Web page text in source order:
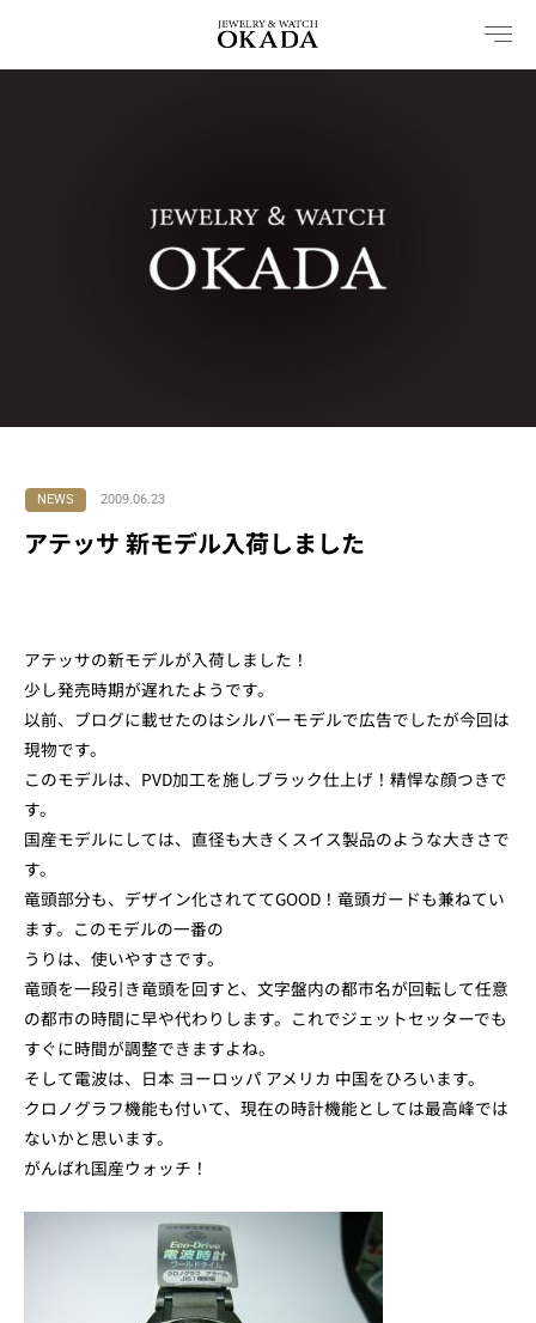
を
NEWS 2009.06.23
アテッサ 新モデル入荷しました
アテッサの新モデルが入荷しました！
少し発売時期が遅れたようです。
以前、ブログに載せたのはシルバーモデルで広告でしたが今回は
現物です。
このモデルは、PVD加工を施しブラック仕上げ！精悍な顔つきで
す。
国産モデルにしては、直径も大きくスイス製品のような大きさで
す。
竜頭部分も、デザイン化されててGOOD！竜頭ガードも兼ねてい
ます。このモデルの一番の
うりは、使いやすさです。
竜頭を一段引き竜頭を回すと、文字盤内の都市名が回転して任意
の都市の時間に早や代わりします。これでジェットセッターでも
すぐに時間が調整できますよね。
そして電波は、日本 ヨーロッパ アメリカ 中国をひろいます。
クロノグラフ機能も付いて、現在の時計機能としては最高峰では
ないかと思います。
がんばれ国産ウォッチ！